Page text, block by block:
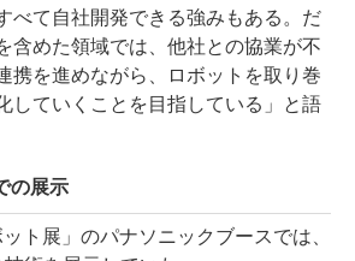
べて自社開発できる強みもある。だ
含めた領域では、他社との協業が不
携を進めながら、ロボットを取り巻
していくことを目指している」と語
の展示
ト展」のパナソニックブースでは、